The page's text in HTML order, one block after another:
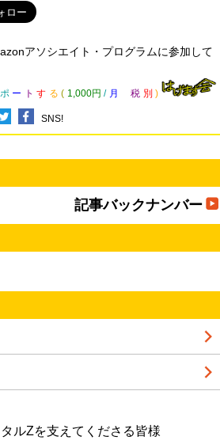
アソシエイト・プログラムに参加して
ポ ー ト す る ( 1,000円 / 月 税 別 )
SNS!
記事バックナンバー
ルZを支えてくださる皆様